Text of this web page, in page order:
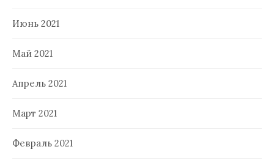
Июнь 2021
Май 2021
Апрель 2021
Март 2021
Февраль 2021